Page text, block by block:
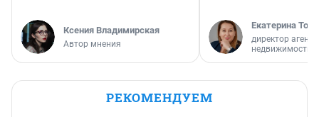
Ксения Владимирская
Автор мнения
Екатерина
директор
недвижимости
РЕКОМЕНДУЕМ